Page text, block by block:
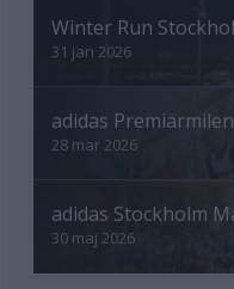
Winter Run
31 jan 2026
adidas
28 mar 2026
adidas Stockholm
30 maj 2026